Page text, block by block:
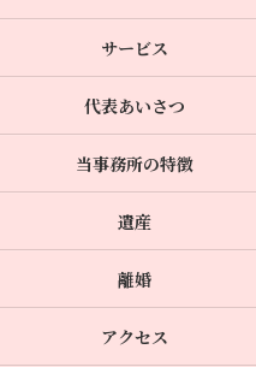
サービス
代表あいさつ
当事務所の特徴
遺産
離婚
アクセス